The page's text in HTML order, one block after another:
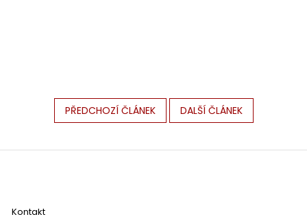
PŘEDCHOZÍ ČLÁNEK DALŠÍ ČLÁNEK
Z
Kontakt